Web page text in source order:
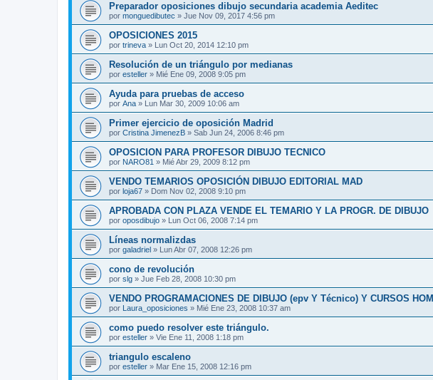
Preparador oposiciones dibujo secundaria academia Aeditec
por monguedibutec » Jue Nov 09, 2017 4:56 pm
OPOSICIONES 2015
por trineva » Lun Oct 20, 2014 12:10 pm
Resolución de un triángulo por medianas
por esteller » Mié Ene 09, 2008 9:05 pm
Ayuda para pruebas de acceso
por Ana » Lun Mar 30, 2009 10:06 am
Primer ejercicio de oposición Madrid
por Cristina JimenezB » Sab Jun 24, 2006 8:46 pm
OPOSICION PARA PROFESOR DIBUJO TECNICO
por NARO81 » Mié Abr 29, 2009 8:12 pm
VENDO TEMARIOS OPOSICIÓN DIBUJO EDITORIAL MAD
por loja67 » Dom Nov 02, 2008 9:10 pm
APROBADA CON PLAZA VENDE EL TEMARIO Y LA PROGR. DE DIBUJO
por oposdibujo » Lun Oct 06, 2008 7:14 pm
Líneas normalizdas
por galadriel » Lun Abr 07, 2008 12:26 pm
cono de revolución
por slg » Jue Feb 28, 2008 10:30 pm
VENDO PROGRAMACIONES DE DIBUJO (epv Y Técnico) Y CURSOS HOM
por Laura_oposiciones » Mié Ene 23, 2008 10:37 am
como puedo resolver este triángulo.
por esteller » Vie Ene 11, 2008 1:18 pm
triangulo escaleno
por esteller » Mar Ene 15, 2008 12:16 pm